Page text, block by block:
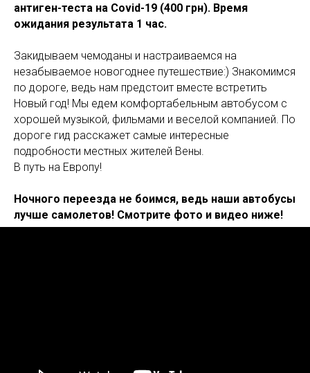
антиген-теста на Covid-19 (400 грн). Время
ожидания результата 1 час.
Закидываем чемоданы и настраиваемся на
незабываемое новогоднее путешествие:) Знакомимся
по дороге, ведь нам предстоит вместе встретить
Новый год! Мы едем комфортабельным автобусом с
хорошей музыкой, фильмами и веселой компанией. По
дороге гид расскажет самые интересные
подробности местных жителей Вены.
В путь на Европу!
Ночного переезда не боимся, ведь наши автобусы
лучше самолетов! Смотрите фото и видео ниже!